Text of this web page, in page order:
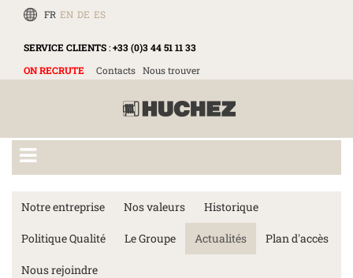
FR EN DE ES
SERVICE CLIENTS:+33 (0)3 44 51 11 33
ON RECRUTE
Contacts Nous trouver
Notre entreprise Nos valeurs Historique
Politique Qualité Le Groupe Actualités Plan d'accès
Nous rejoindre